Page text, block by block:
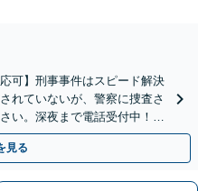
可】刑事事件はスピード解決
れていないが、警察に捜査さ
い。深夜まで電話受付中！痴
見る